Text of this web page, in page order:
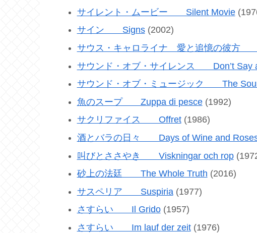
サイレント・ムービー Silent Movie
サイン Signs(2002)
サウス・キャロライナ 愛と追憶の彼方
サウンド・オブ・サイレンス Don’t Say
サウンド・オブ・ミュージック The
魚のスープ Zuppa di pesce(1992)
サクリファイス Offret(1986)
酒とバラの日々 Days of Wine and
叫びとささやき Viskningar och rop
砂上の法廷 The Whole Truth (2016)
サスペリア Suspiria(1977)
さすらい Il Grido(1957)
さすらい Im lauf der zeit(1976)